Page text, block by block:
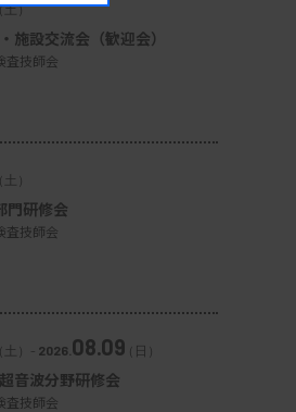
土）
施設交流会（歓迎会）
査技師会
土）
門研修会
査技師会
土） - 2026. 08.09 （日）
音波分野研修会
査技師会